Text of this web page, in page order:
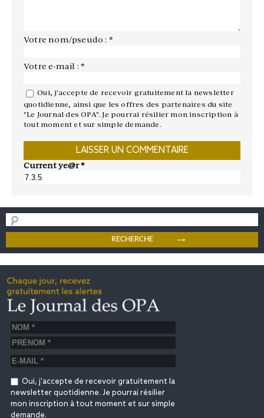
Votre nom/pseudo : *
Votre e-mail : *
Oui, j'accepte de recevoir gratuitement la newsletter
quotidienne, ainsi que les offres des partenaires du site
"Le Journal des OPA". Je pourrai résilier mon inscription à
tout moment et sur simple demande.
Current ye@r*
Oui, j'accepte de recevoir gratuitement la
newsletter quotidienne. Je pourrai résilier
mon inscription à tout moment et sur simple
demande.